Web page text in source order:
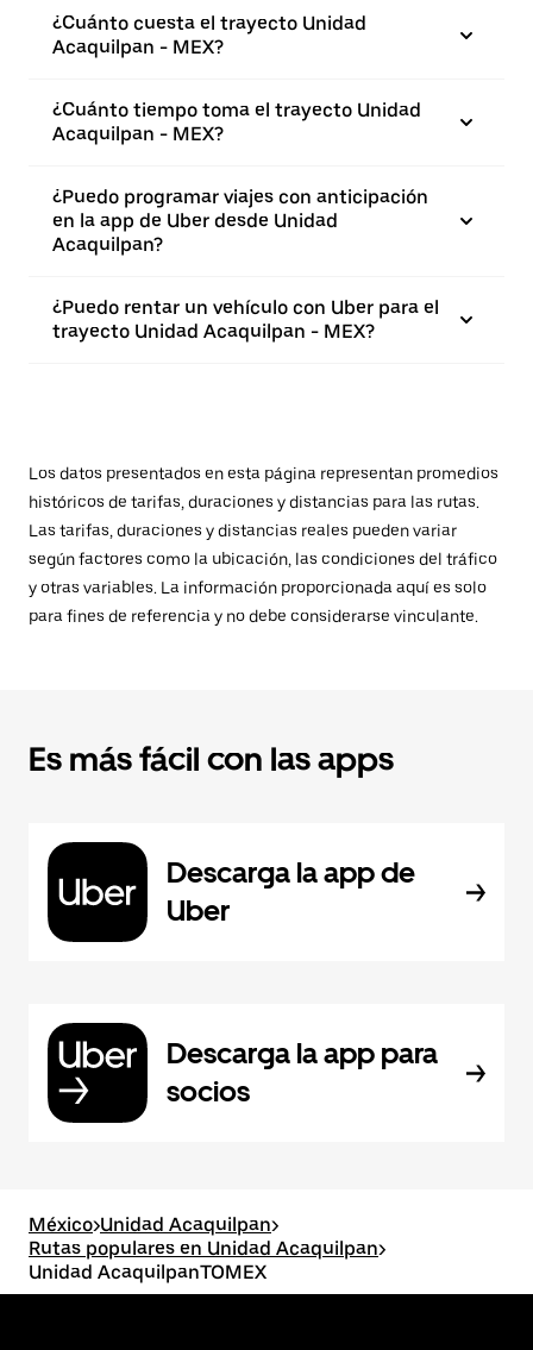
¿Cuánto cuesta el trayecto Unidad
Acaquilpan - MEX?
¿Cuánto tiempo toma el trayecto Unidad
Acaquilpan - MEX?
¿Puedo programar viajes con anticipación
en la app de Uber desde Unidad
Acaquilpan?
¿Puedo rentar un vehículo con Uber para el
trayecto Unidad Acaquilpan - MEX?
Los datos presentados en esta página representan promedios
históricos de tarifas, duraciones y distancias para las rutas.
Las tarifas, duraciones y distancias reales pueden variar
según factores como la ubicación, las condiciones del tráfico
y otras variables. La información proporcionada aquí es solo
para fines de referencia y no debe considerarse vinculante.
Es más fácil con las apps
Descarga la app de
Uber
Descarga la app para
socios
México>Unidad Acaquilpan>
Rutas populares en Unidad Acaquilpan>
Unidad AcaquilpanTOMEX